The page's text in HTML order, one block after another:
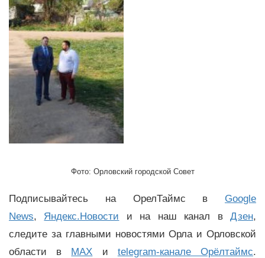
Фото: Орловский городской Совет
Подписывайтесь на ОрелТаймс в Google
News, Яндекс.Новости и на наш канал вДзен,
следите за главными новостями Орла и Орловской
области в MAX и telegram-канале Орёлтаймс.